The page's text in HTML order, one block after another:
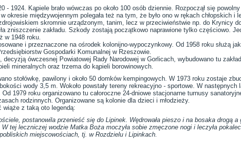
- 1924. Kąpiele brało wówczas po około 100 osób dziennie. Rozpoczął się
okresie międzywojennym polegała też na tym, że było ono w rękach chłopskich i
skromnie urządzonym, tanim, lecz w przeciwieństwie np. do Krynicy
zniszczenie zakładu. Szkody zostają początkowo naprawione tylko częściowo.
w 1948 roku.
i przeznaczone na ośrodek kolonijno-wypoczynkowy. Od 1958 roku służą
Gospodarki Komunalnej w Rzeszowie.
ówczesnej Powiatowej Rady Narodowej w Gorlicach, wybudowano tu zakład
mineralnych oraz trzema do kąpieli borowinowych.
stołówkę, pawilony i około 50 domków kempingowych. W 1973 roku zostaje
wody 3,5 m. Wokoło powstały tereny rekreacyjno - sportowe. W następnych
1979 roku organizowano tu całoroczne 24-dniowe stacjonarne turnusy
rodzinnych. Organizowane są kolonie dla dzieci i młodzieży.
wiąże z taką oto legendą:
postanowila przenieść się do Lipinek. Wędrowała pieszo i na bosaka drogą a
tej leczniczej wodzie Matka Boża moczyła sobie zmęczone nogi i leczyła
miejscowościach, tj. w Rozdzielu i Lipinkach.